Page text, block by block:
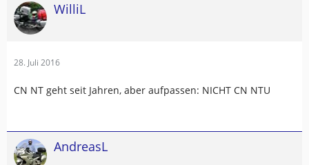
WilliL
28. Juli 2016
CN NT geht seit Jahren, aber aufpassen: NICHT CN NTU
AndreasL